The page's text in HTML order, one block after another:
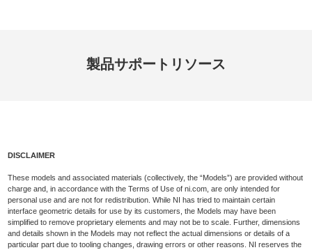
製品サポート リソース
DISCLAIMER
These models and associated materials (collectively, the “Models”) are provided without
charge and, in accordance with the Terms of Use of ni.com, are only intended for
personal use and are not for redistribution. While NI has tried to maintain certain
interface geometric details for use by its customers, the Models may have been
simplified to remove proprietary elements and may not be to scale. Further, dimensions
and details shown in the Models may not reflect the actual dimensions or details of a
particular part due to tooling changes, drawing errors or other reasons. NI reserves the